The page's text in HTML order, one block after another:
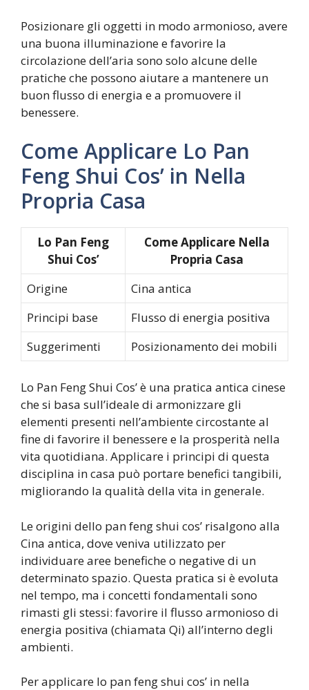
Posizionare gli oggetti in modo armonioso, avere
una buona illuminazione e favorire la
circolazione dell’aria sono solo alcune delle
pratiche che possono aiutare a mantenere un
buon flusso di energia e a promuovere il
benessere.
Come Applicare Lo Pan
Feng Shui Cos’ in Nella
Propria Casa
Lo Pan Feng
Shui Cos’
Come Applicare Nella
Propria Casa
Origine
Cina antica
Principi base
Flusso di energia positiva
Suggerimenti
Posizionamento dei mobili
Lo Pan Feng Shui Cos’ è una pratica antica cinese
che si basa sull’ideale di armonizzare gli
elementi presenti nell’ambiente circostante al
fine di favorire il benessere e la prosperità nella
vita quotidiana. Applicare i principi di questa
disciplina in casa può portare benefici tangibili,
migliorando la qualità della vita in generale.
Le origini dello pan feng shui cos’ risalgono alla
Cina antica, dove veniva utilizzato per
individuare aree benefiche o negative di un
determinato spazio. Questa pratica si è evoluta
nel tempo, ma i concetti fondamentali sono
rimasti gli stessi: favorire il flusso armonioso di
energia positiva (chiamata Qi) all’interno degli
ambienti.
Per applicare lo pan feng shui cos’ in nella